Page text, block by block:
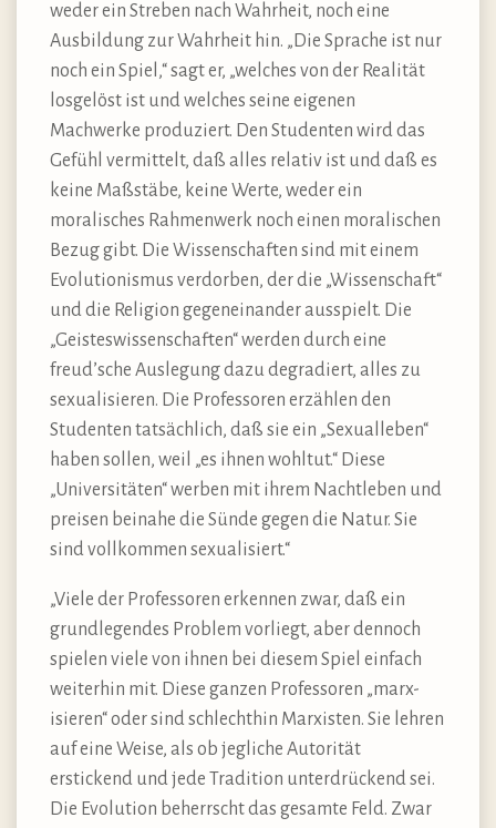
weder ein Streben nach Wahrheit, noch eine
Ausbildung zur Wahrheit hin. „Die Sprache ist nur
noch ein Spiel,“ sagt er, „welches von der Realität
losgelöst ist und welches seine eigenen
Machwerke produziert. Den Studenten wird das
Gefühl vermittelt, daß alles relativ ist und daß es
keine Maßstäbe, keine Werte, weder ein
moralisches Rahmenwerk noch einen moralischen
Bezug gibt. Die Wissenschaften sind mit einem
Evolutionismus verdorben, der die „Wissenschaft“
und die Religion gegeneinander ausspielt. Die
„Geisteswissenschaften“ werden durch eine
freud’sche Auslegung dazu degradiert, alles zu
sexualisieren. Die Professoren erzählen den
Studenten tatsächlich, daß sie ein „Sexualleben“
haben sollen, weil „es ihnen wohltut.“ Diese
„Universitäten“ werben mit ihrem Nachtleben und
preisen beinahe die Sünde gegen die Natur. Sie
sind vollkommen sexualisiert.“
„Viele der Professoren erkennen zwar, daß ein
grundlegendes Problem vorliegt, aber dennoch
spielen viele von ihnen bei diesem Spiel einfach
weiterhin mit. Diese ganzen Professoren „marx-
isieren“ oder sind schlechthin Marxisten. Sie lehren
auf eine Weise, als ob jegliche Autorität
erstickend und jede Tradition unterdrückend sei.
Die Evolution beherrscht das gesamte Feld. Zwar